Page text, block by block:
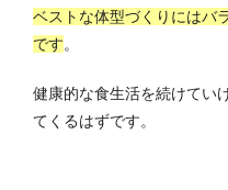
ベストな体型づくりにはバ
です。
健康的な食生活を続けてい
てくるはずです。